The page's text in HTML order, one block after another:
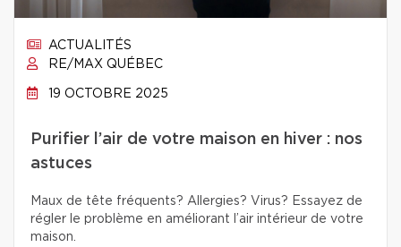
ACTUALITÉS
RE/MAX QUÉBEC
19 OCTOBRE 2025
Purifier l’air de votre maison en hiver : nos
astuces
Maux de tête fréquents? Allergies? Virus? Essayez de
régler le problème en améliorant l’air intérieur de votre
maison.